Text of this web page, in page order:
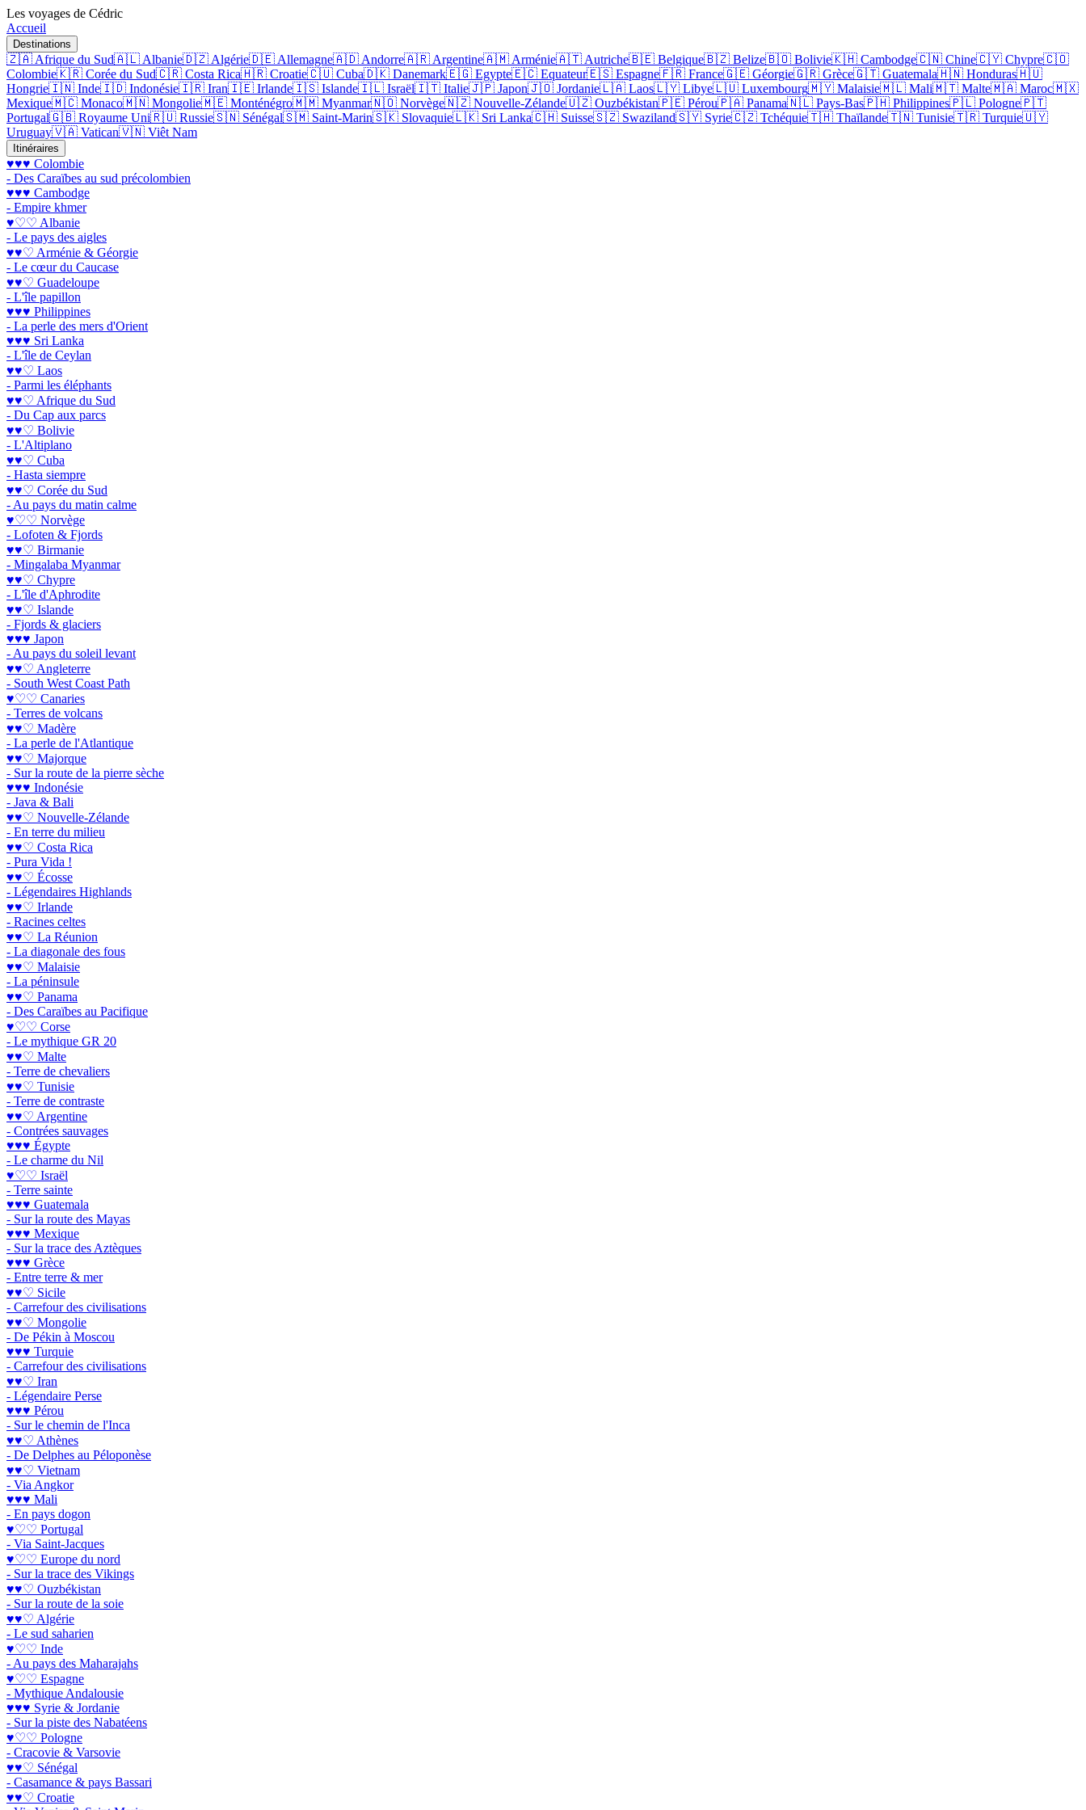
Les voyages de Cédric
Accueil
Destinations
🇿🇦 Afrique du Sud🇦🇱 Albanie🇩🇿 Algérie🇩🇪 Allemagne🇦🇩 Andorre🇦🇷 Argentine🇦🇲 Arménie🇦🇹 Autriche🇧🇪 Belgique🇧🇿 Belize🇧🇴 Bolivie🇰🇭 Cambodge🇨🇳 Chine🇨🇾 Chypre🇨🇴
Colombie🇰🇷 Corée du Sud🇨🇷 Costa Rica🇭🇷 Croatie🇨🇺 Cuba🇩🇰 Danemark🇪🇬 Egypte🇪🇨 Equateur🇪🇸 Espagne🇫🇷 France🇬🇪 Géorgie🇬🇷 Grèce🇬🇹 Guatemala🇭🇳 Honduras🇭🇺
Hongrie🇮🇳 Inde🇮🇩 Indonésie🇮🇷 Iran🇮🇪 Irlande🇮🇸 Islande🇮🇱 Israël🇮🇹 Italie🇯🇵 Japon🇯🇴 Jordanie🇱🇦 Laos🇱🇾 Libye🇱🇺 Luxembourg🇲🇾 Malaisie🇲🇱 Mali🇲🇹 Malte🇲🇦 Maroc🇲🇽
Mexique🇲🇨 Monaco🇲🇳 Mongolie🇲🇪 Monténégro🇲🇲 Myanmar🇳🇴 Norvège🇳🇿 Nouvelle-Zélande🇺🇿 Ouzbékistan🇵🇪 Pérou🇵🇦 Panama🇳🇱 Pays-Bas🇵🇭 Philippines🇵🇱 Pologne🇵🇹
Portugal🇬🇧 Royaume Uni🇷🇺 Russie🇸🇳 Sénégal🇸🇲 Saint-Marin🇸🇰 Slovaquie🇱🇰 Sri Lanka🇨🇭 Suisse🇸🇿 Swaziland🇸🇾 Syrie🇨🇿 Tchéquie🇹🇭 Thaïlande🇹🇳 Tunisie🇹🇷 Turquie🇺🇾
Uruguay🇻🇦 Vatican🇻🇳 Viêt Nam
Itinéraires
♥♥♥ Colombie
- Des Caraïbes au sud précolombien
♥♥♥ Cambodge
- Empire khmer
♥♡♡ Albanie
- Le pays des aigles
♥♥♡ Arménie & Géorgie
- Le cœur du Caucase
♥♥♡ Guadeloupe
- L'île papillon
♥♥♥ Philippines
- La perle des mers d'Orient
♥♥♥ Sri Lanka
- L'île de Ceylan
♥♥♡ Laos
- Parmi les éléphants
♥♥♡ Afrique du Sud
- Du Cap aux parcs
♥♥♡ Bolivie
- L'Altiplano
♥♥♡ Cuba
- Hasta siempre
♥♥♡ Corée du Sud
- Au pays du matin calme
♥♡♡ Norvège
- Lofoten & Fjords
♥♥♡ Birmanie
- Mingalaba Myanmar
♥♥♡ Chypre
- L'île d'Aphrodite
♥♥♡ Islande
- Fjords & glaciers
♥♥♥ Japon
- Au pays du soleil levant
♥♥♡ Angleterre
- South West Coast Path
♥♡♡ Canaries
- Terres de volcans
♥♥♡ Madère
- La perle de l'Atlantique
♥♥♡ Majorque
- Sur la route de la pierre sèche
♥♥♥ Indonésie
- Java & Bali
♥♥♡ Nouvelle-Zélande
- En terre du milieu
♥♥♡ Costa Rica
- Pura Vida !
♥♥♡ Écosse
- Légendaires Highlands
♥♥♡ Irlande
- Racines celtes
♥♥♡ La Réunion
- La diagonale des fous
♥♥♡ Malaisie
- La péninsule
♥♥♡ Panama
- Des Caraïbes au Pacifique
♥♡♡ Corse
- Le mythique GR 20
♥♥♡ Malte
- Terre de chevaliers
♥♥♡ Tunisie
- Terre de contraste
♥♥♡ Argentine
- Contrées sauvages
♥♥♥ Égypte
- Le charme du Nil
♥♡♡ Israël
- Terre sainte
♥♥♥ Guatemala
- Sur la route des Mayas
♥♥♥ Mexique
- Sur la trace des Aztèques
♥♥♥ Grèce
- Entre terre & mer
♥♥♡ Sicile
- Carrefour des civilisations
♥♥♡ Mongolie
- De Pékin à Moscou
♥♥♥ Turquie
- Carrefour des civilisations
♥♥♡ Iran
- Légendaire Perse
♥♥♥ Pérou
- Sur le chemin de l'Inca
♥♥♡ Athènes
- De Delphes au Péloponèse
♥♥♡ Vietnam
- Via Angkor
♥♥♥ Mali
- En pays dogon
♥♡♡ Portugal
- Via Saint-Jacques
♥♡♡ Europe du nord
- Sur la trace des Vikings
♥♥♡ Ouzbékistan
- Sur la route de la soie
♥♥♡ Algérie
- Le sud saharien
♥♡♡ Inde
- Au pays des Maharajahs
♥♡♡ Espagne
- Mythique Andalousie
♥♥♥ Syrie & Jordanie
- Sur la piste des Nabatéens
♥♡♡ Pologne
- Cracovie & Varsovie
♥♥♡ Sénégal
- Casamance & pays Bassari
♥♥♡ Croatie